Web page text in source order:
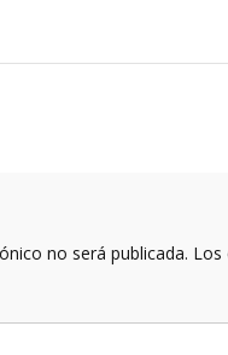
no será publicada. Los